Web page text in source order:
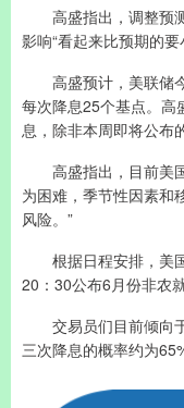
高盛指出，调整预测
影响“看起来比预期的要
高盛预计，美联储今
每次降息25个基点。高
息，除非本周即将公布
高盛指出，目前美国
为困难，季节性因素和
风险。”
根据日程安排，美国
20：30公布6月份非农就
交易员们目前倾向于
三次降息的概率约为65%